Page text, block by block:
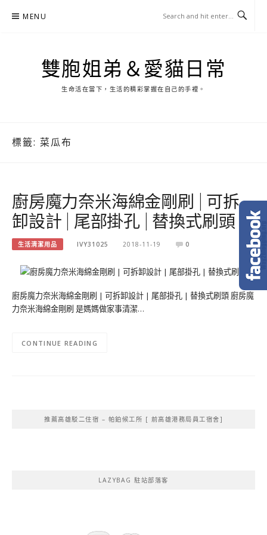
MENU
雙胞姐弟＆愛貓日常
生命活在當下，生活的精彩掌握在自己的手裡。
標籤: 菜瓜布
廚房魔力奈米海綿金剛刷 | 可拆
卸設計 | 尾部掛孔 | 替換式刷頭
生活清潔用品 IVY31025 2018-11-19 0
廚房魔力奈米海綿金剛刷 | 可拆卸設計 | 尾部掛孔 | 替換式刷頭 廚房魔
力奈米海綿金剛刷 是媽媽做家事清潔…
CONTINUE READING
推薦高雄駁二住宿 – 帕鉑候工所 [ 前高雄港務局員工宿舍]
LAZYBAG 駐站部落客